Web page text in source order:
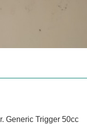
Generic Trigger 50cc